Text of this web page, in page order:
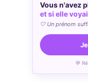
Vous n'avez
et si elle
🤍 Un prénom
💬